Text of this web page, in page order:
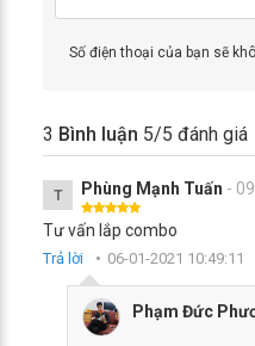
Số điện thoại của bạn sẽ
3 Bình luận 5/5 đánh giá
T Phùng Mạnh Tuấn -
Tư vấn lắp combo
Trả lời 06-01-2021 10:49:11
Phạm Đức